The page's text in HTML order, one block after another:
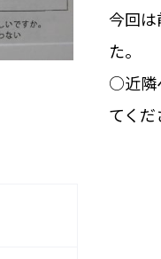
今回は
た。
○近隣
てくだ